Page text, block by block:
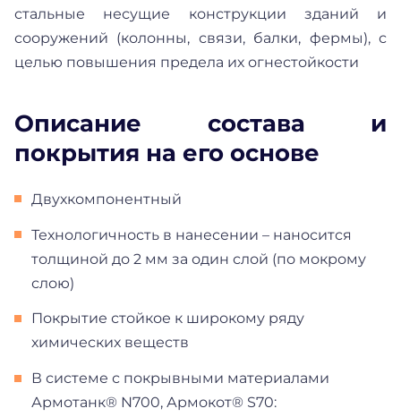
стальные несущие конструкции зданий и
сооружений (колонны, связи, балки, фермы), с
целью повышения предела их огнестойкости
Описание состава и
покрытия на его основе
Двухкомпонентный
Технологичность в нанесении – наносится
толщиной до 2 мм за один слой (по мокрому
слою)
Покрытие стойкое к широкому ряду
химических веществ
В системе с покрывными материалами
Армотанк® N700, Армокот® S70: